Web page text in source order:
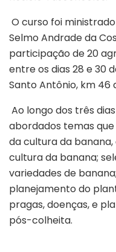
O curso foi
Selmo Andrade da
participação de 20
entre os dias 28 e 30
Santo Antônio, km 46
Ao longo dos três
abordados temas
da cultura da
cultura da banana;
variedades de
planejamento do
pragas, doenças, e
pós-colheita.